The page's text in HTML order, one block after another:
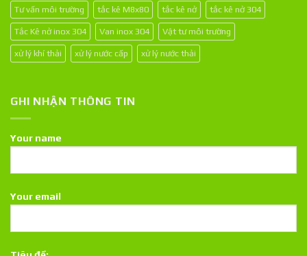
Tư vấn môi trường tắc kê M8x80 tắc kê nở tắc kê nở 304
Tắc Kê nở inox 304 Van inox 304 Vật tư môi trường
xử lý khí thải xử lý nước cấp xử lý nước thải
GHI NHẬN THÔNG TIN
Your name
Your email